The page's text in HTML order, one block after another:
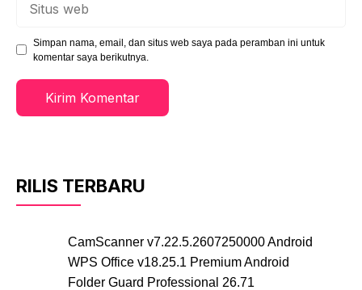
Simpan nama, email, dan situs web saya pada peramban ini untuk
komentar saya berikutnya.
RILIS TERBARU
CamScanner v7.22.5.2607250000 Android
WPS Office v18.25.1 Premium Android
Folder Guard Professional 26.71